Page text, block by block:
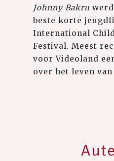
Johnny Bakru
beste korte
International
Festival. Meest
voor Videoland
over het leven